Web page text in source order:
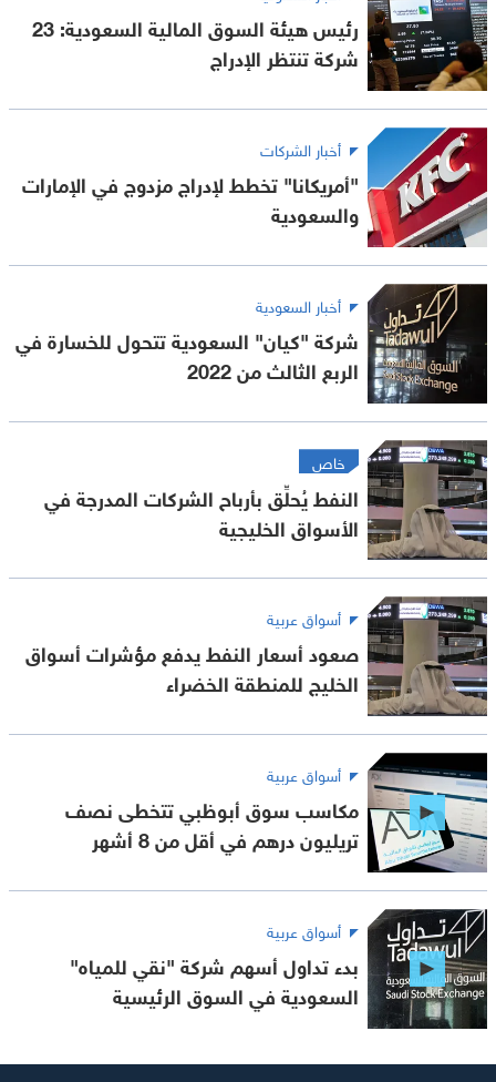
رئيس هيئة السوق المالية السعودية: 23
شركة تنتظر الإدراج
أخبار الشركات
"أمريكانا" تخطط لإدراج مزدوج في الإمارات
والسعودية
أخبار السعودية
شركة "كيان" السعودية تتحول للخسارة في
الربع الثالث من 2022
خاص
النفط يُحلِّق بأرباح الشركات المدرجة في
الأسواق الخليجية
أسواق عربية
صعود أسعار النفط يدفع مؤشرات أسواق
الخليج للمنطقة الخضراء
أسواق عربية
مكاسب سوق أبوظبي تتخطى نصف
تريليون درهم في أقل من 8 أشهر
أسواق عربية
بدء تداول أسهم شركة "نقي للمياه"
السعودية في السوق الرئيسية